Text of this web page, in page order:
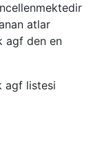
atlar
agf den en
agf listesi